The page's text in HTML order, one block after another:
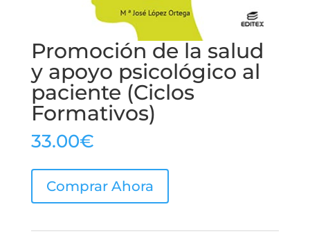
Promoción de la salud
y apoyo psicológico al
paciente (Ciclos
Formativos)
33.00€
Comprar Ahora